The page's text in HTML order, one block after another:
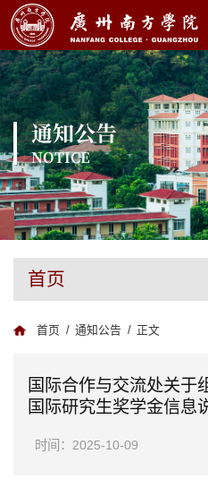
通知公告
NOTICE
首页
首页 / 通知公告 / 正文
国际合作与交流处关于
国际研究生奖学金信息
时间：2025-10-09